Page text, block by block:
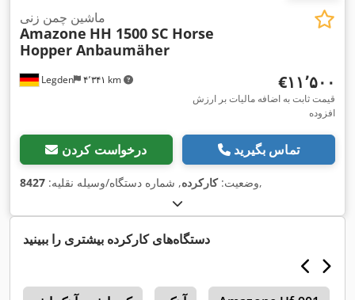
Legden ۴٬۳۴۱ km
ماشین چمن زنی
Amazone HH 1500 SC Horse
Hopper Anbaumäher
‎€۱۱٬۵۰۰
قیمت ثابت به اضافه مالیات بر ارزش
افزوده
درخواست کردن تماس بگیرید
وضعیت:کارکرده, شماره دستگاه/وسیله نقلیه: 8427 ,
دستگاه‌های کارکرده بیشتری را ببینید